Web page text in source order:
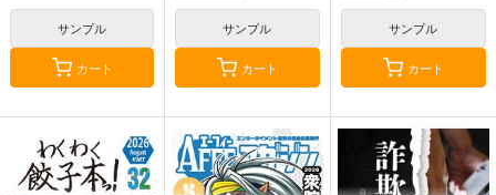
サンプル
カート
サンプル
カート
サンプル
カート